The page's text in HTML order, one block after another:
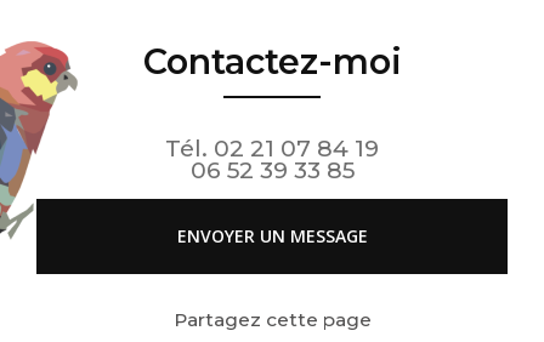
Contactez-moi
Tél. 02 21 07 84 19
06 52 39 33 85
ENVOYER UN MESSAGE
Partagez cette page